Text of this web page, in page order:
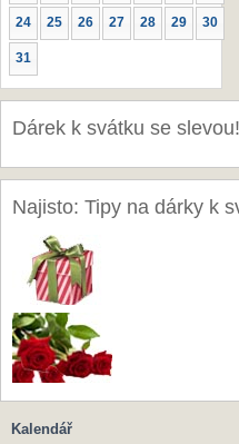
24 25 26 27 28 29 30
31
Dárek k svátku se slevou!
Najisto: Tipy na dárky k
Kalendář